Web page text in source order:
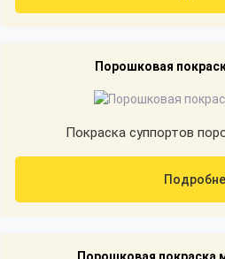
Порошковая
Покраска суппортов